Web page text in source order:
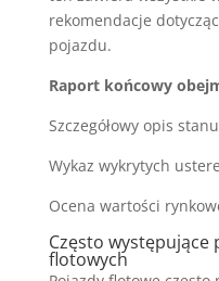
rekomendacje
pojazdu.
Raport końcowy
Szczegółowy opis
Wykaz wykrytych
Ocena wartości
Często
flotowych